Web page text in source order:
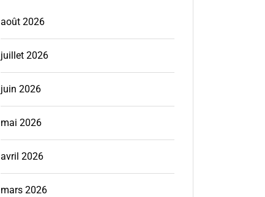
août 2026
juillet 2026
juin 2026
mai 2026
avril 2026
mars 2026